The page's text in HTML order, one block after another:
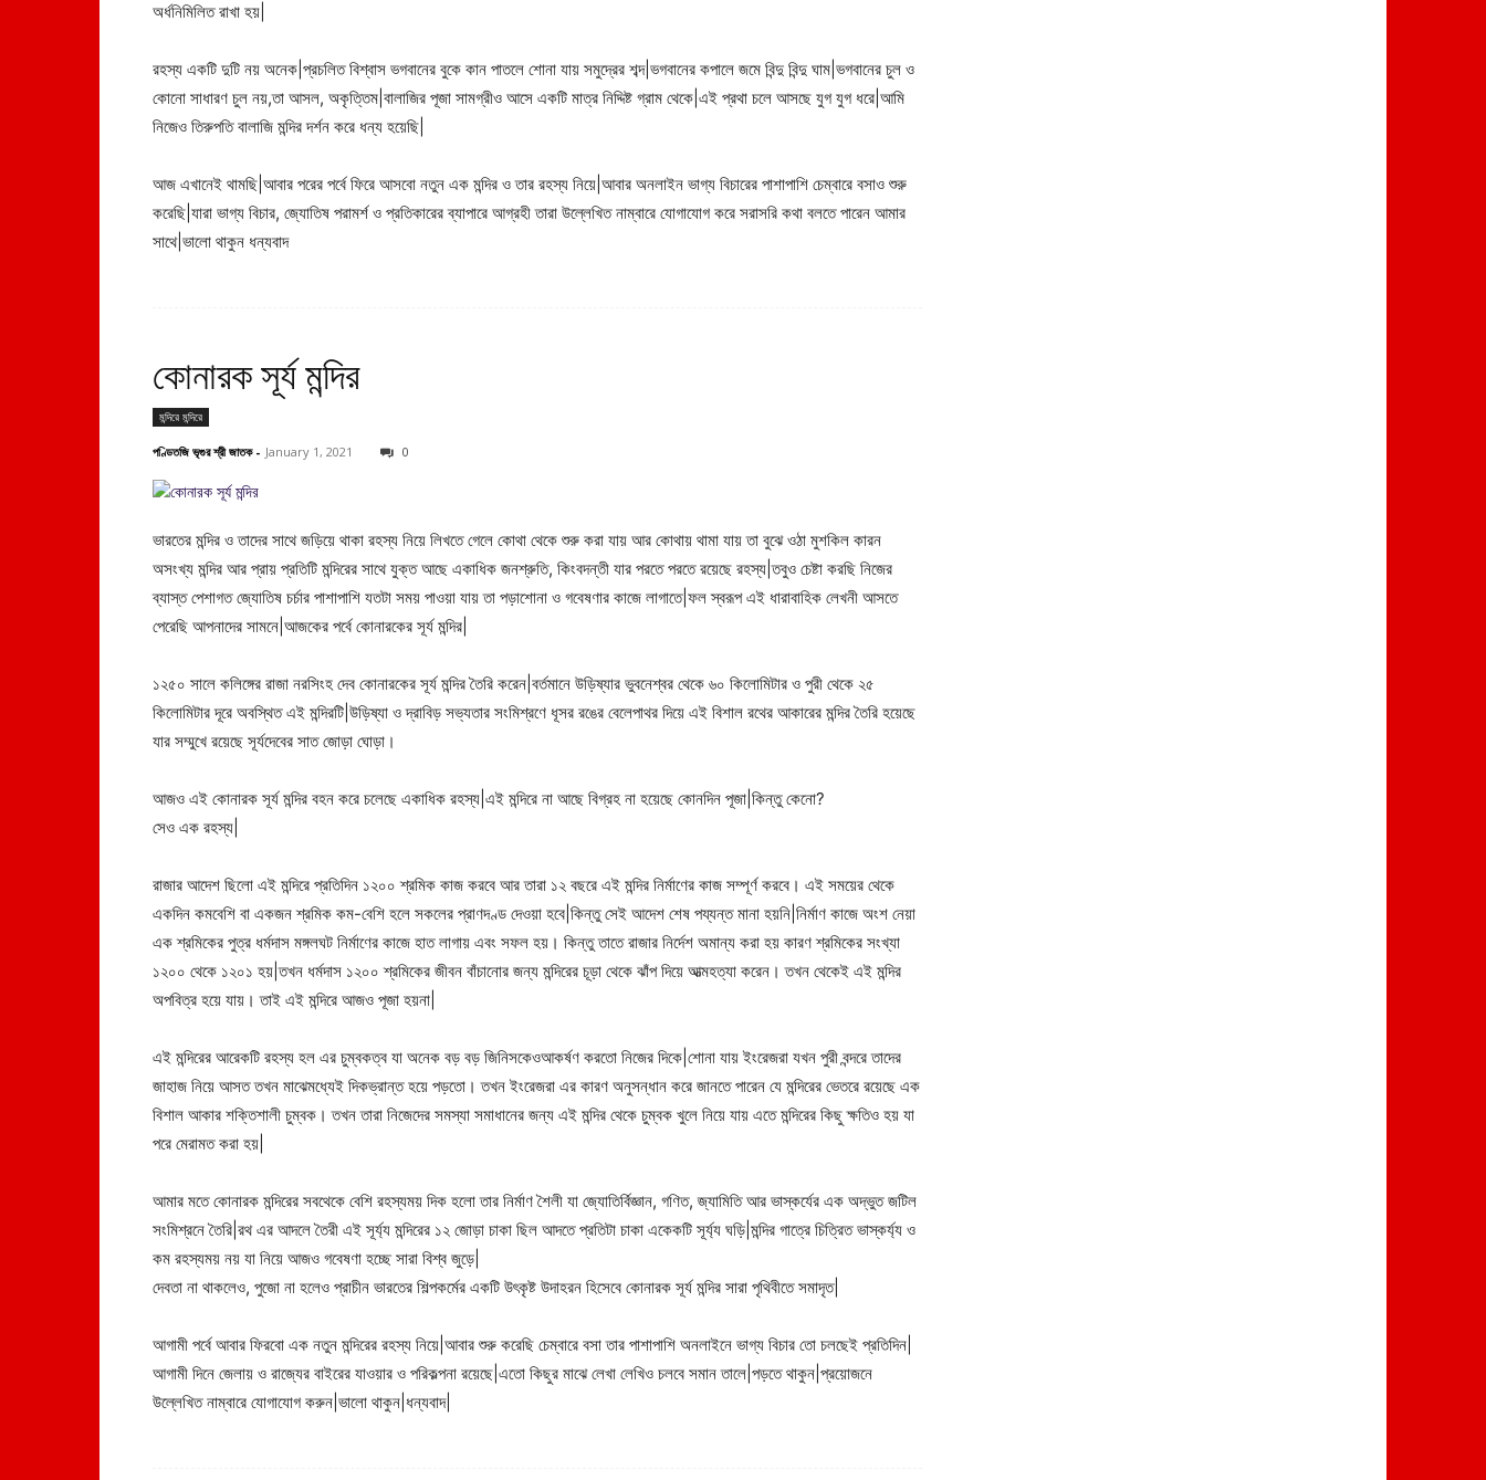
অর্ধনিমিলিত রাখা হয়|
রহস্য একটি দুটি নয় অনেক|প্রচলিত বিশ্বাস ভগবানের বুকে কান পাতলে শোনা যায় সমুদ্রের শব্দ|ভগবানের কপালে জমে বিন্দু বিন্দু ঘাম|ভগবানের চুল ও
কোনো সাধারণ চুল নয়,তা আসল, অকৃত্তিম|বালাজির পূজা সামগ্রীও আসে একটি মাত্র নিদ্দিষ্ট গ্রাম থেকে|এই প্রথা চলে আসছে যুগ যুগ ধরে|আমি
নিজেও তিরুপতি বালাজি মন্দির দর্শন করে ধন্য হয়েছি|
আজ এখানেই থামছি|আবার পরের পর্বে ফিরে আসবো নতুন এক মন্দির ও তার রহস্য নিয়ে|আবার অনলাইন ভাগ্য বিচারের পাশাপাশি চেম্বারে বসাও শুরু
করেছি|যারা ভাগ্য বিচার, জ্যোতিষ পরামর্শ ও প্রতিকারের ব্যাপারে আগ্রহী তারা উল্লেখিত নাম্বারে যোগাযোগ করে সরাসরি কথা বলতে পারেন আমার
সাথে|ভালো থাকুন ধন্যবাদ
কোনারক সূর্য মন্দির
মন্দিরে মন্দিরে
পণ্ডিতজি ভৃগুর শ্রী জাতক - January 1, 2021 0
ভারতের মন্দির ও তাদের সাথে জড়িয়ে থাকা রহস্য নিয়ে লিখতে গেলে কোথা থেকে শুরু করা যায় আর কোথায় থামা যায় তা বুঝে ওঠা মুশকিল কারন
অসংখ্য মন্দির আর প্রায় প্রতিটি মন্দিরের সাথে যুক্ত আছে একাধিক জনশ্রুতি, কিংবদন্তী যার পরতে পরতে রয়েছে রহস্য|তবুও চেষ্টা করছি নিজের
ব্যাস্ত পেশাগত জ্যোতিষ চর্চার পাশাপাশি যতটা সময় পাওয়া যায় তা পড়াশোনা ও গবেষণার কাজে লাগাতে|ফল স্বরূপ এই ধারাবাহিক লেখনী আসতে
পেরেছি আপনাদের সামনে|আজকের পর্বে কোনারকের সূর্য মন্দির|
১২৫০ সালে কলিঙ্গের রাজা নরসিংহ দেব কোনারকের সূর্য মন্দির তৈরি করেন|বর্তমানে উড়িষ্যার ভুবনেশ্বর থেকে ৬০ কিলোমিটার ও পুরী থেকে ২৫
কিলোমিটার দূরে অবস্থিত এই মন্দিরটি|উড়িষ্যা ও দ্রাবিড় সভ্যতার সংমিশ্রণে ধূসর রঙের বেলেপাথর দিয়ে এই বিশাল রথের আকারের মন্দির তৈরি হয়েছে
যার সম্মুখে রয়েছে সূর্যদেবের সাত জোড়া ঘোড়া।
আজও এই কোনারক সূর্য মন্দির বহন করে চলেছে একাধিক রহস্য|এই মন্দিরে না আছে বিগ্রহ না হয়েছে কোনদিন পূজা|কিন্তু কেনো?
সেও এক রহস্য|
রাজার আদেশ ছিলো এই মন্দিরে প্রতিদিন ১২০০ শ্রমিক কাজ করবে আর তারা ১২ বছরে এই মন্দির নির্মাণের কাজ সম্পূর্ণ করবে। এই সময়ের থেকে
একদিন কমবেশি বা একজন শ্রমিক কম-বেশি হলে সকলের প্রাণদণ্ড দেওয়া হবে|কিন্তু সেই আদেশ শেষ পয্যন্ত মানা হয়নি|নির্মাণ কাজে অংশ নেয়া
এক শ্রমিকের পুত্র ধর্মদাস মঙ্গলঘট নির্মাণের কাজে হাত লাগায় এবং সফল হয়। কিন্তু তাতে রাজার নির্দেশ অমান্য করা হয় কারণ শ্রমিকের সংখ্যা
১২০০ থেকে ১২০১ হয়|তখন ধর্মদাস ১২০০ শ্রমিকের জীবন বাঁচানোর জন্য মন্দিরের চূড়া থেকে ঝাঁপ দিয়ে আত্মহত্যা করেন। তখন থেকেই এই মন্দির
অপবিত্র হয়ে যায়। তাই এই মন্দিরে আজও পূজা হয়না|
এই মন্দিরের আরেকটি রহস্য হল এর চুম্বকত্ব যা অনেক বড় বড় জিনিসকেওআকর্ষণ করতো নিজের দিকে|শোনা যায় ইংরেজরা যখন পুরী বন্দরে তাদের
জাহাজ নিয়ে আসত তখন মাঝেমধ্যেই দিকভ্রান্ত হয়ে পড়তো। তখন ইংরেজরা এর কারণ অনুসন্ধান করে জানতে পারেন যে মন্দিরের ভেতরে রয়েছে এক
বিশাল আকার শক্তিশালী চুম্বক। তখন তারা নিজেদের সমস্যা সমাধানের জন্য এই মন্দির থেকে চুম্বক খুলে নিয়ে যায় এতে মন্দিরের কিছু ক্ষতিও হয় যা
পরে মেরামত করা হয়|
আমার মতে কোনারক মন্দিরের সবথেকে বেশি রহস্যময় দিক হলো তার নির্মাণ শৈলী যা জ্যোতির্বিজ্ঞান, গণিত, জ্যামিতি আর ভাস্কর্যের এক অদ্ভুত জটিল
সংমিশ্রনে তৈরি|রথ এর আদলে তৈরী এই সূর্য্য মন্দিরের ১২ জোড়া চাকা ছিল আদতে প্রতিটা চাকা একেকটি সূর্য্য ঘড়ি|মন্দির গাত্রে চিত্রিত ভাস্কর্য্য ও
কম রহস্যময় নয় যা নিয়ে আজও গবেষণা হচ্ছে সারা বিশ্ব জুড়ে|
দেবতা না থাকলেও, পুজো না হলেও প্রাচীন ভারতের শিল্পকর্মের একটি উৎকৃষ্ট উদাহরন হিসেবে কোনারক সূর্য মন্দির সারা পৃথিবীতে সমাদৃত|
আগামী পর্বে আবার ফিরবো এক নতুন মন্দিরের রহস্য নিয়ে|আবার শুরু করেছি চেম্বারে বসা তার পাশাপাশি অনলাইনে ভাগ্য বিচার তো চলছেই প্রতিদিন|
আগামী দিনে জেলায় ও রাজ্যের বাইরের যাওয়ার ও পরিকল্পনা রয়েছে|এতো কিছুর মাঝে লেখা লেখিও চলবে সমান তালে|পড়তে থাকুন|প্রয়োজনে
উল্লেখিত নাম্বারে যোগাযোগ করুন|ভালো থাকুন|ধন্যবাদ|